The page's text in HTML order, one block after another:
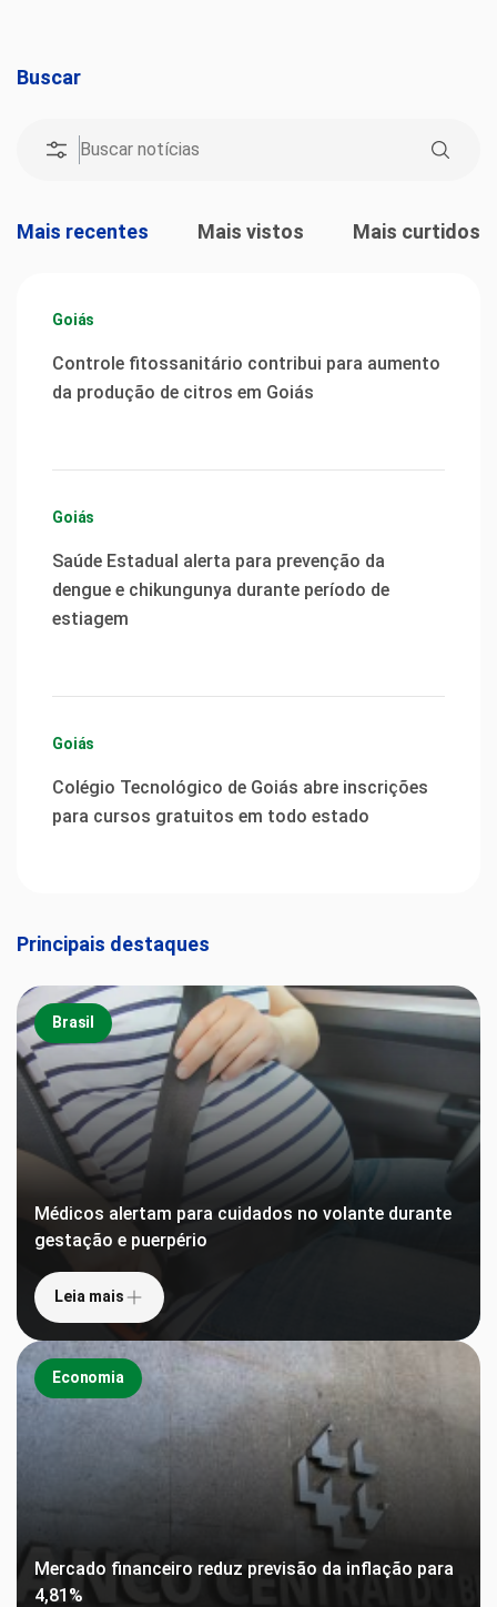
Buscar
Mais recentes Mais vistos Mais curtidos
Goiás
Controle fitossanitário contribui para aumento
da produção de citros em Goiás
Goiás
Saúde Estadual alerta para prevenção da
dengue e chikungunya durante período de
estiagem
Goiás
Colégio Tecnológico de Goiás abre inscrições
para cursos gratuitos em todo estado
Principais destaques
Brasil
Médicos alertam para cuidados no volante durante
gestação e puerpério
Leia mais
Economia
Mercado financeiro reduz previsão da inflação para
4,81%